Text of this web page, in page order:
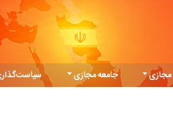
مجازی جامعه مجازی